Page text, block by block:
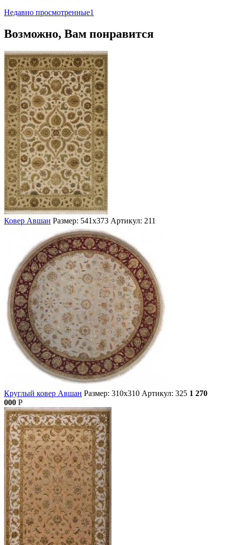
Недавно просмотренные1
Возможно, Вам понравится
Ковер Авшан Размер: 541х373 Артикул: 211
Круглый ковер Авшан Размер: 310х310 Артикул: 325 1 270
000 Р